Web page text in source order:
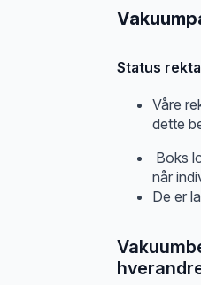
Status
Våre
dette
Boks
når
De er